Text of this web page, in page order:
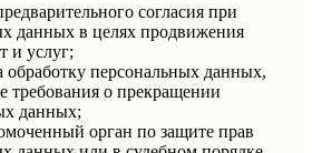
согласия при
данных в целях продвижения
и услуг;
персональных данных,
требования о прекращении
данных;
орган по защите прав